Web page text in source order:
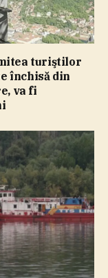
turiştilor
închisă din
va fi